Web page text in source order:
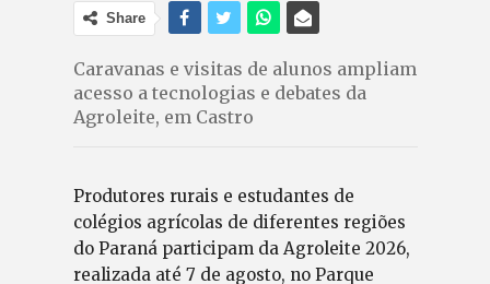
Share
Caravanas e visitas de alunos ampliam
acesso a tecnologias e debates da
Agroleite, em Castro
Produtores rurais e estudantes de
colégios agrícolas de diferentes regiões
do Paraná participam da Agroleite 2026,
realizada até 7 de agosto, no Parque